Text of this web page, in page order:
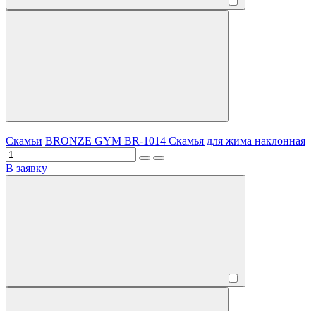
Скамьи BRONZE GYM BR-1014 Скамья для жима наклонная
В заявку